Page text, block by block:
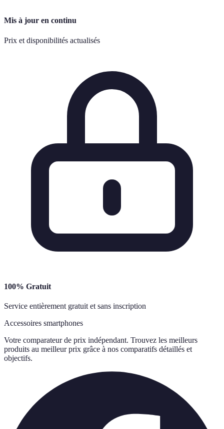
Mis à jour en continu
Prix et disponibilités actualisés
100% Gratuit
Service entièrement gratuit et sans inscription
Accessoires smartphones
Votre comparateur de prix indépendant. Trouvez les meilleurs
produits au meilleur prix grâce à nos comparatifs détaillés et
objectifs.